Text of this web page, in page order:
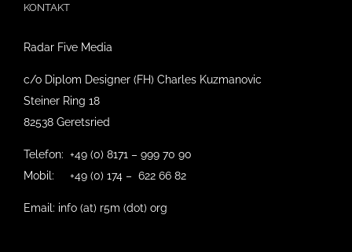
KONTAKT
Radar Five Media
c/o Diplom Designer (FH) Charles Kuzmanovic
Steiner Ring 18
82538 Geretsried
Telefon: +49 (0) 8171 – 999 70 90
Mobil: +49 (0) 174 – 622 66 82
Email: info (at) r5m (dot) org